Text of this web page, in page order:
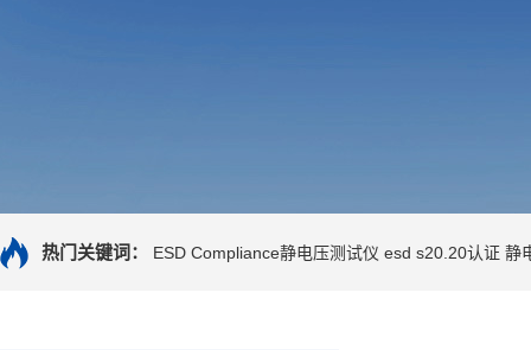
热门关键词： ESD Compliance静电压测试仪 esd s20.20认证 静